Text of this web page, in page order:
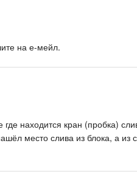
на е-мейл.
находится кран (пробка)
место слива из блока, а из